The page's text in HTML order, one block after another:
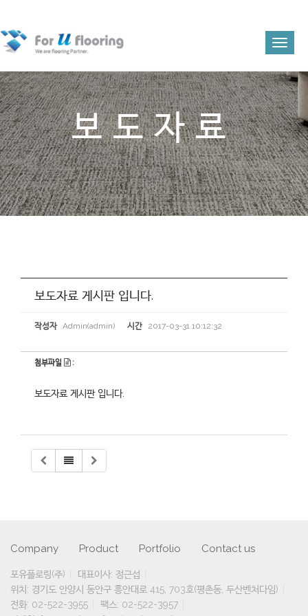
보도자료
보도자료 게시판 입니다.
작성자 Admin(admin) 시간 2017-03-31 10:12:32
첨부파일 :
보도자료 게시판 입니다.
Company Product Portfolio Contact us
포유플로링(주)
대표이사: 정근섭
위치: 경기도 안양시 동안구 흥안대로 415, 703호(평촌동, 두산벤처다임)
전화: 02-522-3955
팩스: 02-522-3957